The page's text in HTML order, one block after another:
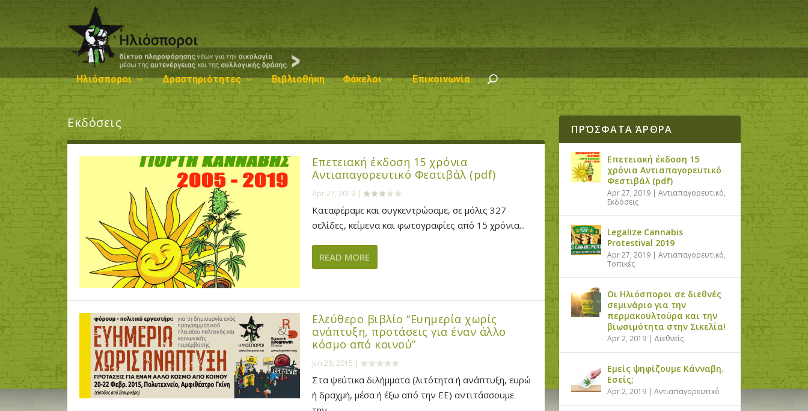
Ηλιόσποροι Δραστηριότητες Βιβλιοθήκη Φάκελοι Επικοινωνία
Εκδόσεις
Επετειακή έκδοση 15 χρόνια
Αντιαπαγορευτικό Φεστιβάλ (pdf)
Apr 27, 2019 |
Καταφέραμε και συγκεντρώσαμε, σε μόλις 327
σελίδες, κείμενα και φωτογραφίες από 15 χρόνια...
READ MORE
Ελεύθερο βιβλίο “Ευημερία χωρίς
ανάπτυξη, προτάσεις για έναν άλλο
κόσμο από κοινού”
Jun 29, 2015 |
Στα ψεύτικα διλήμματα (λιτότητα ή ανάπτυξη, ευρώ
ή δραχμή, μέσα ή έξω από την ΕΕ) αντιτάσσουμε
ΠΡΌΣΦΑΤΑ ΆΡΘΡΑ
Επετειακή έκδοση 15
χρόνια Αντιαπαγορευτικό
Φεστιβάλ (pdf)
Apr 27, 2019 |Αντιαπαγορευτικό,
Εκδόσεις
Legalize Cannabis
Protestival 2019
Apr 27, 2019 |Αντιαπαγορευτικό,
Τοπικές
Οι Ηλιόσποροι σε διεθνές
σεμινάριο για την
περμακουλτούρα και την
βιωσιμότητα στην Σικελία!
Apr 2, 2019 | Διεθνείς
Εμείς ψηφίζουμε Κάνναβη.
Εσείς;
Apr 2, 2019 |Αντιαπαγορευτικό